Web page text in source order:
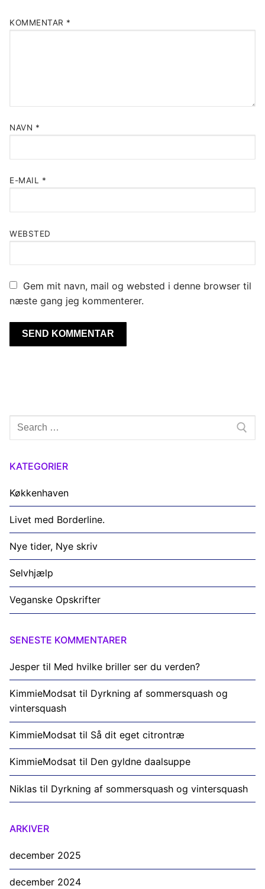
KOMMENTAR *
NAVN *
E-MAIL *
WEBSTED
Gem mit navn, mail og websted i denne browser til
næste gang jeg kommenterer.
Søg
KATEGORIER
Køkkenhaven
Livet med Borderline.
Nye tider, Nye skriv
Selvhjælp
Veganske Opskrifter
SENESTE KOMMENTARER
Jesper til Med hvilke briller ser du verden?
KimmieModsat til Dyrkning af sommersquash og
vintersquash
KimmieModsat til Så dit eget citrontræ
KimmieModsat til Den gyldne daalsuppe
Niklas til Dyrkning af sommersquash og vintersquash
ARKIVER
december 2025
december 2024